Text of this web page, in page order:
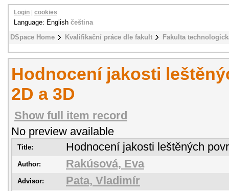
DSpace Home Kvalifikační práce dle fakult Fakulta
Login cookies
Language: English čeština
Hodnocení jakosti
2D a 3D
Show full item record
No preview available
Title: Hodnocení jakosti leštěných
Author: Rakúsová, Eva
Advisor: Pata, Vladimír